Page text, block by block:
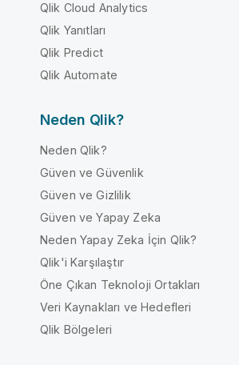
Qlik Cloud Analytics
Qlik Yanıtları
Qlik Predict
Qlik Automate
Neden Qlik?
Neden Qlik?
Güven ve Güvenlik
Güven ve Gizlilik
Güven ve Yapay Zeka
Neden Yapay Zeka İçin Qlik?
Qlik'i Karşılaştır
Öne Çıkan Teknoloji Ortakları
Veri Kaynakları ve Hedefleri
Qlik Bölgeleri